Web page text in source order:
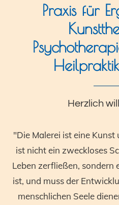
Praxis für
Herzlich
"Die Malerei ist eine
ist nicht ein zweckloses
Leben zerfließen, sondern
ist, und muss der
menschlichen Seele